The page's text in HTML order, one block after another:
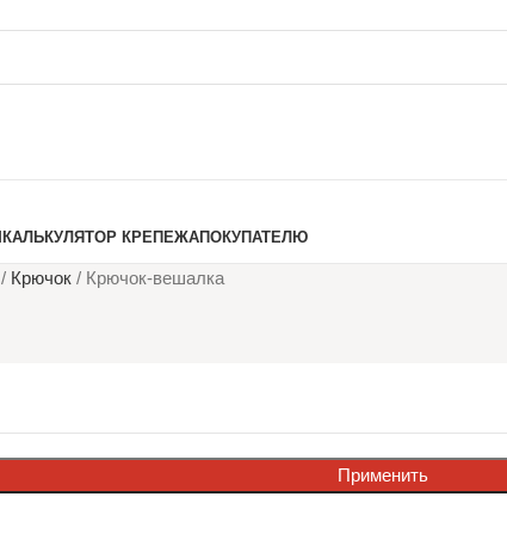
КАЛЬКУЛЯТОР КРЕПЕЖАПОКУПАТЕЛЮ
/ Крючок / Крючок-вешалка
Применить